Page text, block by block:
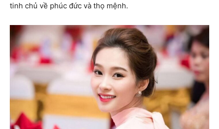
tinh chủ về phúc đức và thọ mệnh.